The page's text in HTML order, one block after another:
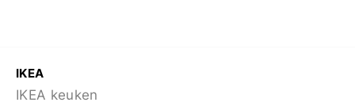
IKEA
IKEA keuken